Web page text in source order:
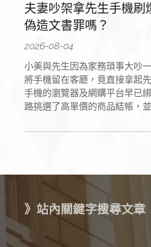
夫妻吵架拿先生手機刷
偽造文書罪嗎？
2026-08-04
小美與先生因為家務瑣事大吵
將手機留在客廳，竟直接拿起
手機的瀏覽器及網購平台早已
路挑選了高單價的商品結帳，
單上簽名，也沒有書寫任何紙
》站內關鍵字搜尋文章